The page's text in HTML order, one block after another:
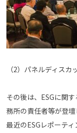
（2）パネルディス
その後は、ESGに関
務所の責任者等が登壇
最近のESGレポーテ